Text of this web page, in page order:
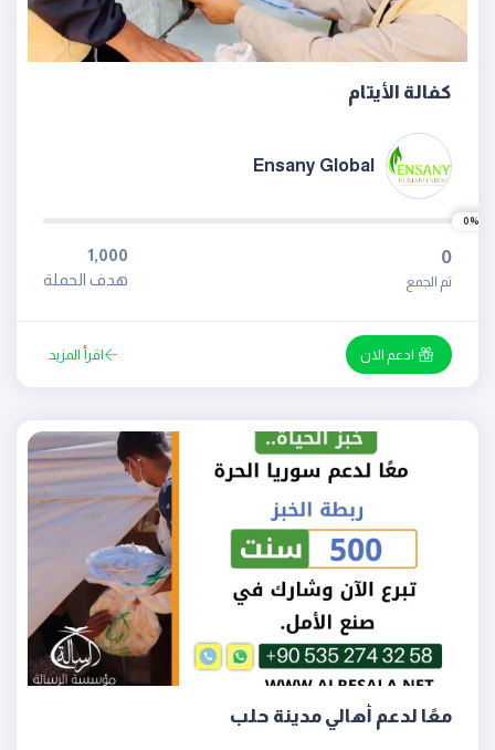
كفالة الأيتام
Ensany Global
0%
0
تم الجمع
1,000
هدف الحملة
ادعم الان اقرأ المزيد
معًا لدعم أهالي مدينة حلب